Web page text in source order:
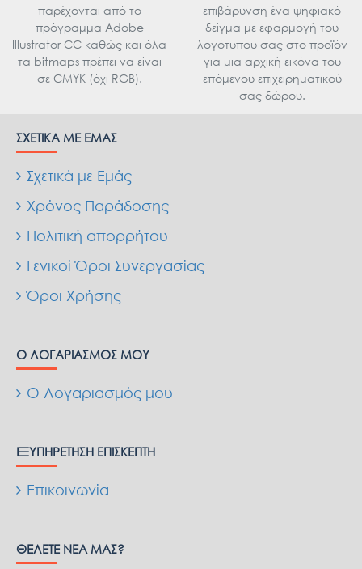
παρέχονται από το
πρόγραμμα Adobe
Illustrator CC καθώς και όλα
τα bitmaps πρέπει να είναι
σε CMYK (όχι RGB).
επιβάρυνση ένα ψηφιακό
δείγμα με εφαρμογή του
λογότυπου σας στο προϊόν
για μια αρχική εικόνα του
επόμενου επιχειρηματικού
σας δώρου.
ΣΧΕΤΙΚΆ ΜΕ ΕΜΆΣ
Σχετικά με Εμάς
Χρόνος Παράδοσης
Πολιτική απορρήτου
Γενικοί Όροι Συνεργασίας
Όροι Χρήσης
Ο ΛΟΓΑΡΙΑΣΜΌΣ ΜΟΥ
Ο Λογαριασμός μου
ΕΞΥΠΗΡΈΤΗΣΗ ΕΠΙΣΚΈΠΤΗ
Επικοινωνία
ΘΈΛΕΤΕ ΝΈΑ ΜΑΣ?